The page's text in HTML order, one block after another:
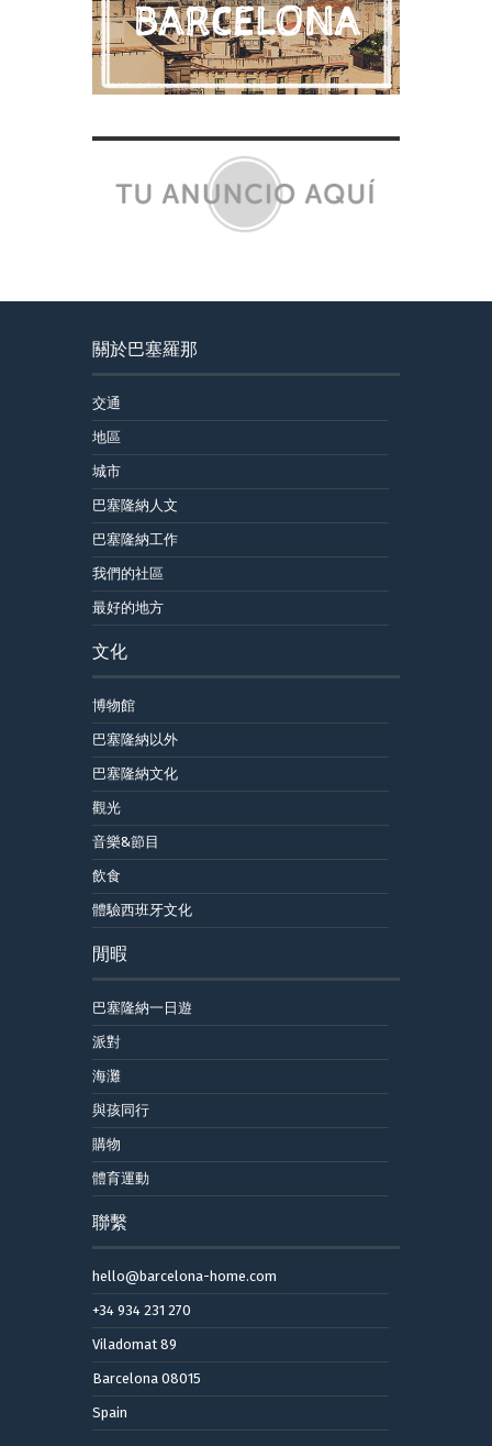
關於巴塞羅那
交通
地區
城市
巴塞隆納人文
巴塞隆納工作
我們的社區
最好的地方
文化
博物館
巴塞隆納以外
巴塞隆納文化
觀光
音樂&節目
飲食
體驗西班牙文化
閒暇
巴塞隆納一日遊
派對
海灘
與孩同行
購物
體育運動
聯繫
hello@barcelona-home.com
+34 934 231 270
Viladomat 89
Barcelona 08015
Spain